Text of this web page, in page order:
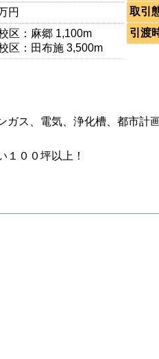
円
区：麻郷 1,100m
区：田布施 3,500m
取引
引渡
ガス、電気、浄化槽、都市計
００坪以上！